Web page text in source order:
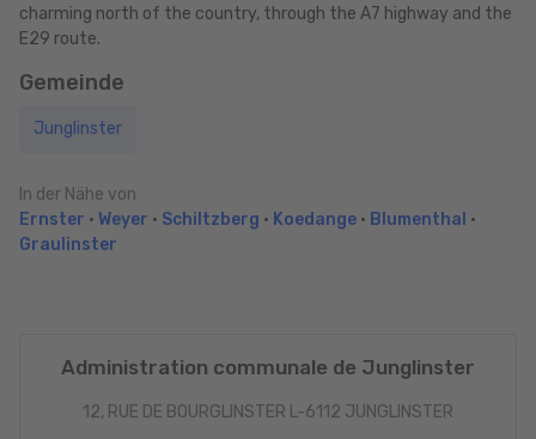
charming north of the country, through the A7 highway and the
E29 route.
Gemeinde
Junglinster
In der Nähe von
Ernster • Weyer • Schiltzberg • Koedange • Blumenthal •
Graulinster
Administration communale de Junglinster
12, RUE DE BOURGLINSTER L-6112 JUNGLINSTER